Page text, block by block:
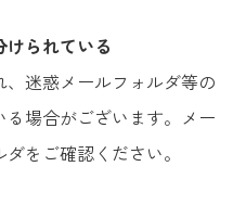
られている
迷惑メールフォルダ等の
場合がございます。メー
をご確認ください。